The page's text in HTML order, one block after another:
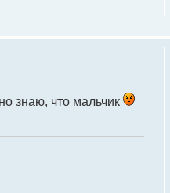
знаю, что мальчик